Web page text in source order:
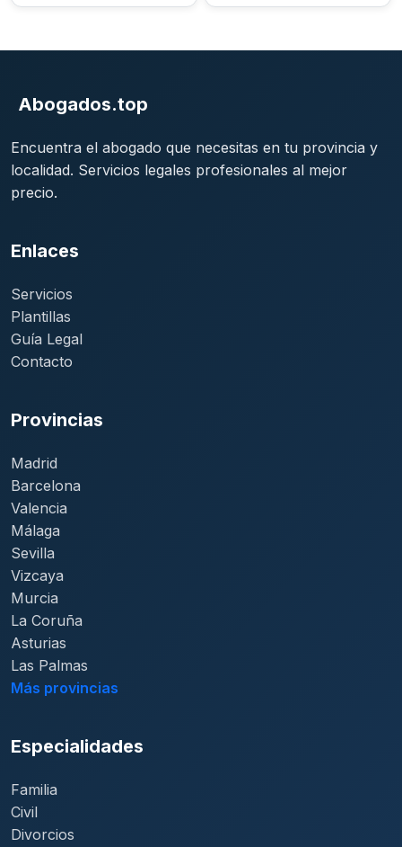
Abogados.top
Encuentra el abogado que necesitas en tu provincia y
localidad. Servicios legales profesionales al mejor
precio.
Enlaces
Servicios
Plantillas
Guía Legal
Contacto
Provincias
Madrid
Barcelona
Valencia
Málaga
Sevilla
Vizcaya
Murcia
La Coruña
Asturias
Las Palmas
Más provincias
Especialidades
Familia
Civil
Divorcios